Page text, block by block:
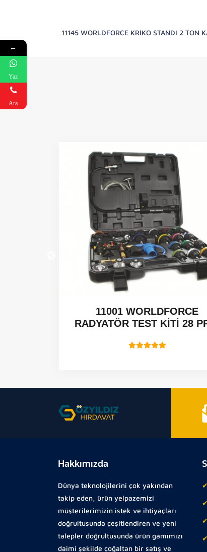
11145 WORLDFORCE KRİKO STANDI 2 TON
11001 WORLDFORCE
RADYATÖR TEST KİTİ 28
Hakkımızda
Dünya teknolojilerini çok yakından
takip eden, ürün yelpazemizi
müşterilerimizin istek ve ihtiyaçları
doğrultusunda çeşitlendiren ve yeni
talepler doğrultusunda ürün gamımızı
daimi şekilde çoğaltan bir satış ve
←
Yaz
Ara